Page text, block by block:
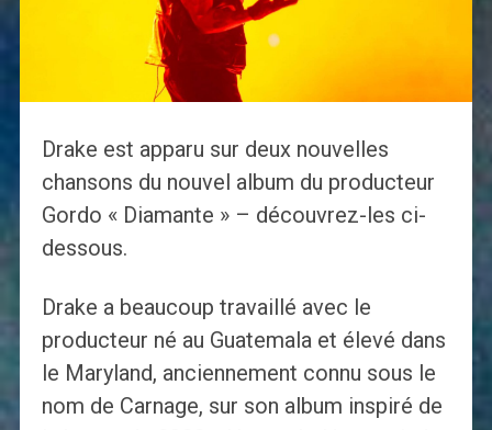
Drake est apparu sur deux nouvelles
chansons du nouvel album du producteur
Gordo « Diamante » – découvrez-les ci-
dessous.
Drake a beaucoup travaillé avec le
producteur né au Guatemala et élevé dans
le Maryland, anciennement connu sous le
nom de Carnage, sur son album inspiré de